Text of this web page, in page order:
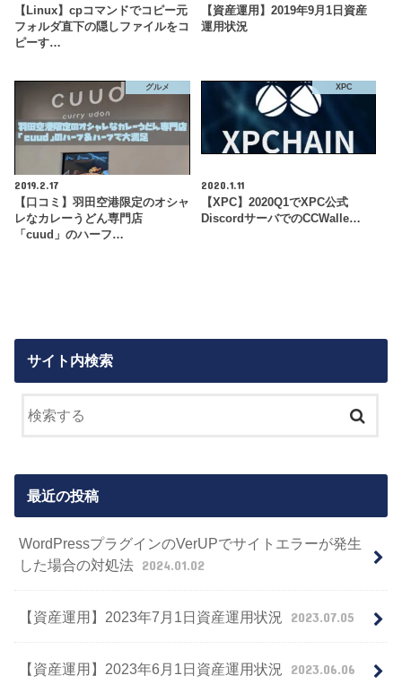
【Linux】cpコマンドでコピー元
フォルダ直下の隠しファイルをコ
ピーす…
【資産運用】2019年9月1日資産
運用状況
グルメ
2019.2.17
【口コミ】羽田空港限定のオシャ
レなカレーうどん専門店
「cuud」のハーフ…
XPC
2020.1.11
【XPC】2020Q1でXPC公式
DiscordサーバでのCCWalle…
サイト内検索
最近の投稿
WordPressプラグインのVerUPでサイトエラーが発生
した場合の対処法 2024.01.02
【資産運用】2023年7月1日資産運用状況 2023.07.05
【資産運用】2023年6月1日資産運用状況 2023.06.06